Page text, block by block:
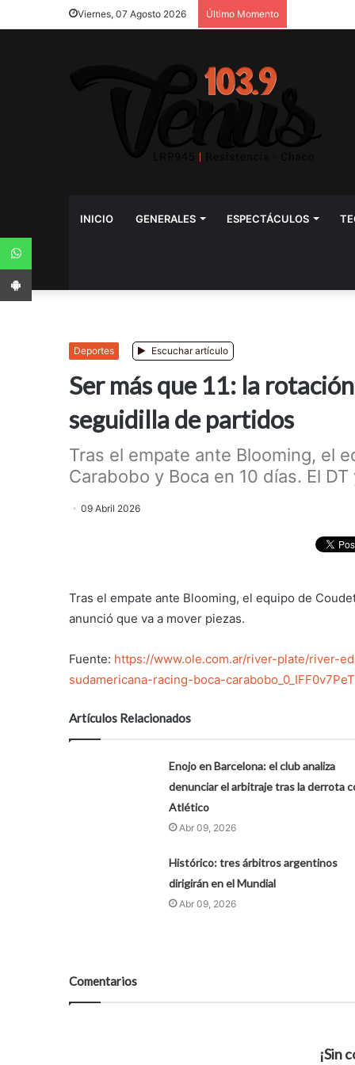
Viernes, 07 Agosto 2026 Último Momento
INICIO GENERALES ESPECTÁCULOS
Deportes Escuchar artículo
Ser más que 11: la
seguidilla de partidos
Tras el empate ante Blooming, el
Carabobo y Boca en 10 días. El
09 Abril 2026
Tras el empate ante Blooming, el equipo de
anunció que va a mover piezas.
Fuente: https://www.ole.com.ar/river-plate/river-
sudamericana-racing-boca-
Artículos Relacionados
Enojo en Barcelona: el club analiza
denunciar el arbitraje tras la derrota
Atlético
Abr 09, 2026
Histórico: tres árbitros argentinos
dirigirán en el Mundial
Abr 09, 2026
Comentarios
¡Sin